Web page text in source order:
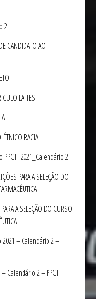
2
CANDIDATO AO
LATTES
RACIAL
PPGIF 2021_Calendário 2
PARA A SELEÇÃO DO
A SELEÇÃO DO CURSO
2021 – Calendário 2 –
Calendário 2 – PPGIF